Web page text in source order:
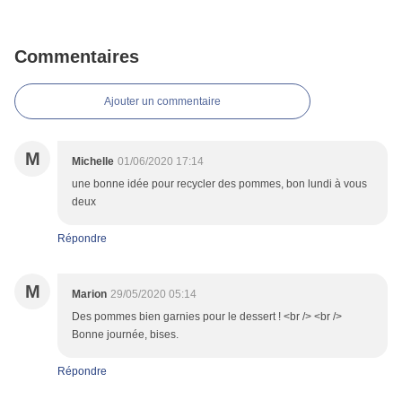
Commentaires
Ajouter un commentaire
M Michelle 01/06/2020 17:14
une bonne idée pour recycler des pommes, bon lundi à vous
deux
Répondre
M Marion 29/05/2020 05:14
Des pommes bien garnies pour le dessert ! <br /> <br />
Bonne journée, bises.
Répondre